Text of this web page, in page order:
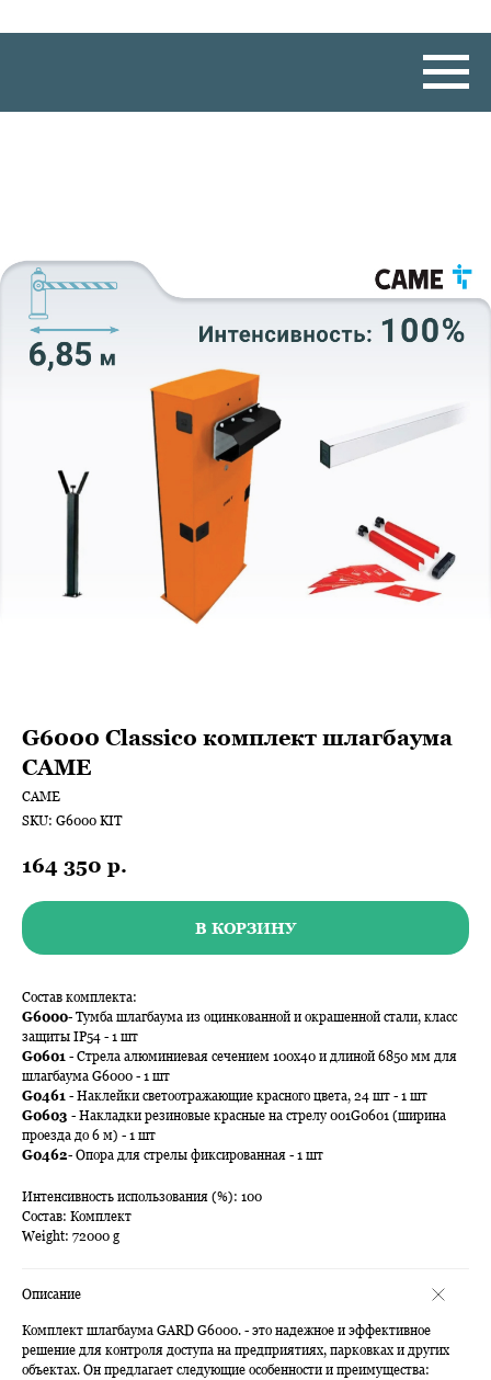
G6000 Classico комплект шлагбаума
CAME
САМЕ
SKU: G6000 KIT
164 350 р.
В КОРЗИНУ
Состав комплекта:
G6000- Тумба шлагбаума из оцинкованной и окрашенной стали, класс
защиты IP54 - 1 шт
G0601 - Стрела алюминиевая сечением 100х40 и длиной 6850 мм для
шлагбаума G6000 - 1 шт
G0461 - Наклейки светоотражающие красного цвета, 24 шт - 1 шт
G0603 - Накладки резиновые красные на стрелу 001G0601 (ширина
проезда до 6 м) - 1 шт
G0462- Опора для стрелы фиксированная - 1 шт
Интенсивность использования (%): 100
Состав: Комплект
Weight: 72000 g
Описание
Комплект шлагбаума GARD G6000. - это надежное и эффективное
решение для контроля доступа на предприятиях, парковках и других
объектах. Он предлагает следующие особенности и преимущества: